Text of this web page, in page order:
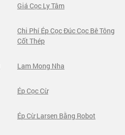
Giá Cọc Ly Tâm
Chi Phí Ép Cọc Đúc Cọc Bê Tông
Cốt Thép
Lam Mong Nha
Ép Cọc Cừ
Ép Cừ Larsen Bằng Robot